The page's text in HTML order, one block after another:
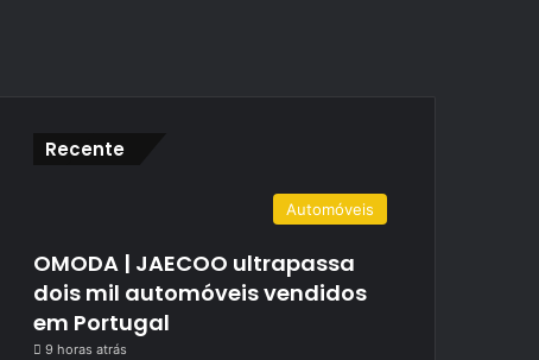
Recente
Automóveis
OMODA | JAECOO ultrapassa
dois mil automóveis vendidos
em Portugal
9 horas atrás